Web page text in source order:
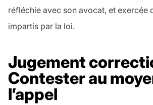
réfléchie avec son avocat, et exercée
impartis par la loi.
Jugement
Contester au
l’appel